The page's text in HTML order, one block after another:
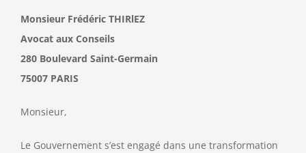
Monsieur Frédéric THIRlEZ
Avocat aux Conseils
280 Boulevard Saint-Germain
75007 PARIS
Monsieur,
Le Gouvernement s’est engagé dans une transformation